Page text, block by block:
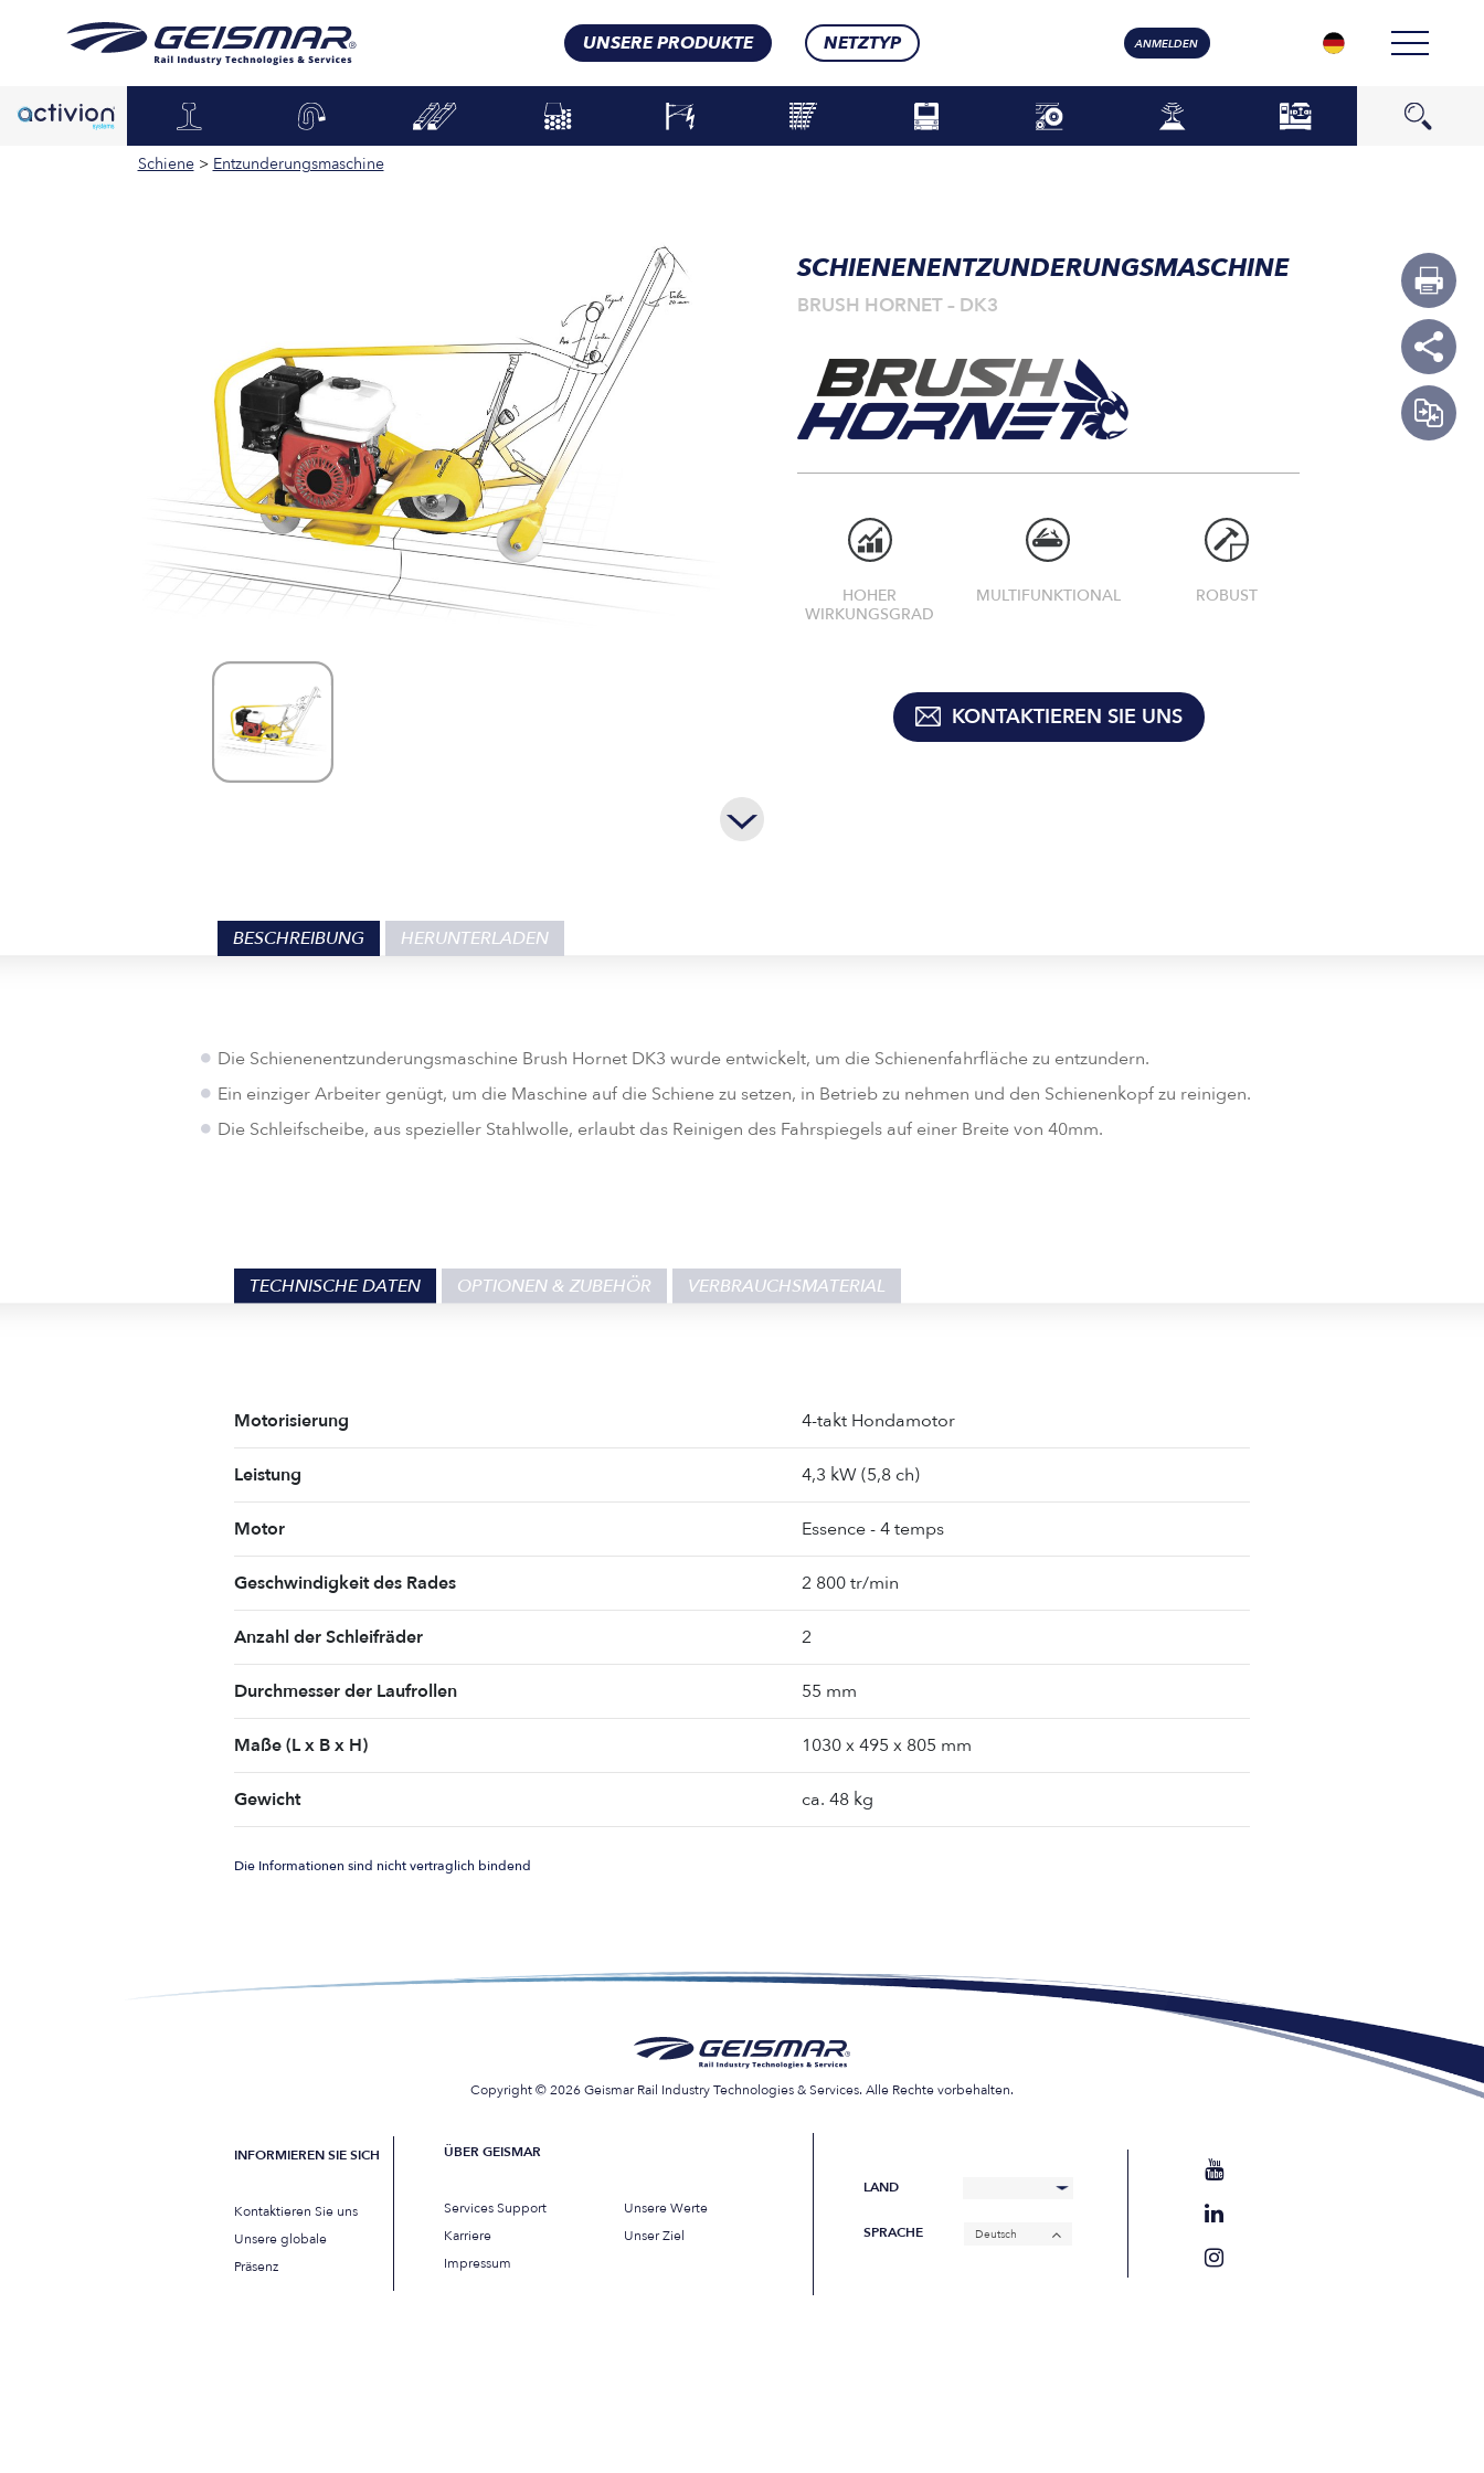
UNSERE PRODUKTE NETZTYP ANMELDEN
Schiene> Entzunderungsmaschine
SCHIENENENTZUNDERUNGSMASCHINE
BRUSH HORNET – DK3
HOHER
WIRKUNGSGRAD
MULTIFUNKTIONAL ROBUST
KONTAKTIEREN SIE UNS
BESCHREIBUNG HERUNTERLADEN
Die Schienenentzunderungsmaschine Brush Hornet DK3 wurde entwickelt, um die Schienenfahrfläche zu entzundern.
Ein einziger Arbeiter genügt, um die Maschine auf die Schiene zu setzen, in Betrieb zu nehmen und den Schienenkopf zu reinigen.
Die Schleifscheibe, aus spezieller Stahlwolle, erlaubt das Reinigen des Fahrspiegels auf einer Breite von 40mm.
TECHNISCHE DATEN OPTIONEN & ZUBEHÖR VERBRAUCHSMATERIAL
Motorisierung 4-takt Hondamotor
Leistung 4,3 kW (5,8 ch)
Motor Essence - 4 temps
Geschwindigkeit des Rades 2 800 tr/min
Anzahl der Schleifräder 2
Durchmesser der Laufrollen 55 mm
Maße (L x B x H) 1030 x 495 x 805 mm
Gewicht ca. 48 kg
Die Informationen sind nicht vertraglich bindend
Copyright © 2026 Geismar Rail Industry Technologies & Services. Alle Rechte vorbehalten.
INFORMIEREN SIE SICH
Kontaktieren Sie uns
Unsere globale
Präsenz
ÜBER GEISMAR
Services Support
Unsere Werte
Karriere
Unser Ziel
Impressum
LAND
SPRACHE Deutsch